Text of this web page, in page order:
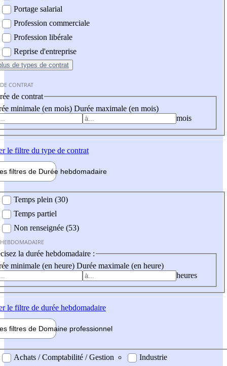
Portage salarial
Profession commerciale
Profession libérale
Reprise d'entreprise
de types de contrat
CONTRAT
de contrat
minimale (en mois) Durée maximale (en mois)
mois
le filtre du type de contrat
filtres de Durée hebdomadaire
Temps plein (30)
Temps partiel
Non renseignée (53)
la durée hebdomadaire :
minimale (en heure) Durée maximale (en heure)
heures
le filtre de durée hebdomadaire
filtres de Domaine professionnel
professionel
Achats / Comptabilité / Gestion
Industrie